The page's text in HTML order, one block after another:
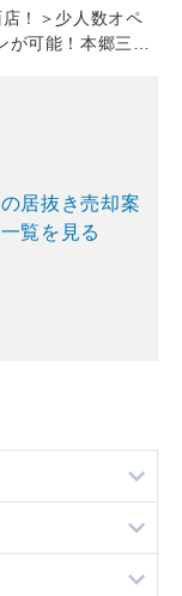
店！＞少人数オペ
が可能！本郷三丁
居抜き売却案
覧を見る
覧
件一覧
覧